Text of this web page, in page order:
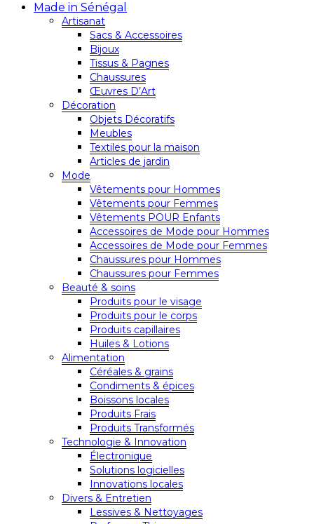
Made in Sénégal
Artisanat
Sacs & Accessoires
Bijoux
Tissus & Pagnes
Chaussures
Œuvres D’Art
Décoration
Objets Décoratifs
Meubles
Textiles pour la maison
Articles de jardin
Mode
Vêtements pour Hommes
Vêtements pour Femmes
Vêtements POUR Enfants
Accessoires de Mode pour Hommes
Accessoires de Mode pour Femmes
Chaussures pour Hommes
Chaussures pour Femmes
Beauté & soins
Produits pour le visage
Produits pour le corps
Produits capillaires
Huiles & Lotions
Alimentation
Céréales & grains
Condiments & épices
Boissons locales
Produits Frais
Produits Transformés
Technologie & Innovation
Électronique
Solutions logicielles
Innovations locales
Divers & Entretien
Lessives & Nettoyages